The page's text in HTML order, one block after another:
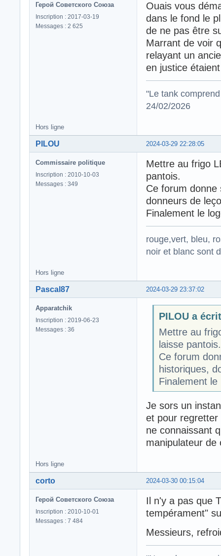
Герой Советского Союза
Inscription : 2017-03-19
Messages : 2 625
Ouais vous
dans le fond le
de ne pas être
Marrant de voir
relayant un
en justice
"Le tank
24/02/2026
Hors ligne
2024-03-29 22:28:05
PILOU
Commissaire politique
Inscription : 2010-10-03
Messages : 349
Mettre au frigo
pantois.
Ce forum donne
donneurs de
Finalement le
rouge,vert, bleu,
noir et blanc sont
Hors ligne
2024-03-29 23:37:02
Pascal87
Apparatchik
Inscription : 2019-06-23
Messages : 36
PILOU a
Mettre au
laisse pantois.
Ce forum
historiques,
Finalement
Je sors un
et pour regretter
ne connaissant
manipulateur de
Hors ligne
2024-03-30 00:15:04
corto
Герой Советского Союза
Inscription : 2010-10-01
Messages : 7 484
Il n'y a pas que
tempérament"
Messieurs,